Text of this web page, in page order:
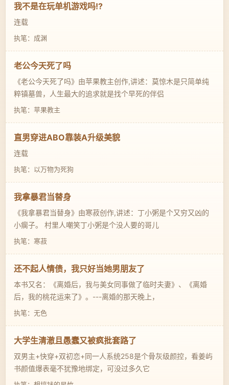
我不是在玩单机游戏吗!?
连载
执笔：成渊
老公今天死了吗
《老公今天死了吗》由苹果教主创作,讲述：莫惊木是只简单纯
粹镇墓兽，人生最大的追求就是找个早死的伴侣
执笔：苹果教主
直男穿进ABO靠装A升级美貌
连载
执笔：以万物为死狗
我拿暴君当替身
《我拿暴君当替身》由寒菽创作,讲述：丁小粥是个又穷又凶的
小瘸子。 村里人嘲笑丁小粥是个没人要的哥儿
执笔：寒菽
还不起人情债，我只好当她男朋友了
本书又名：《离婚后，我与美女同事做了临时夫妻》、《离婚
后，我的桃花运来了》。---离婚的那天晚上，
执笔：无色
大学生清澈且愚蠢又被疯批套路了
双男主+快穿+双初恋+同一人系统258是个骨灰级颜控，看姜屿
书颜值爆表毫不犹豫地绑定，可没过多久它